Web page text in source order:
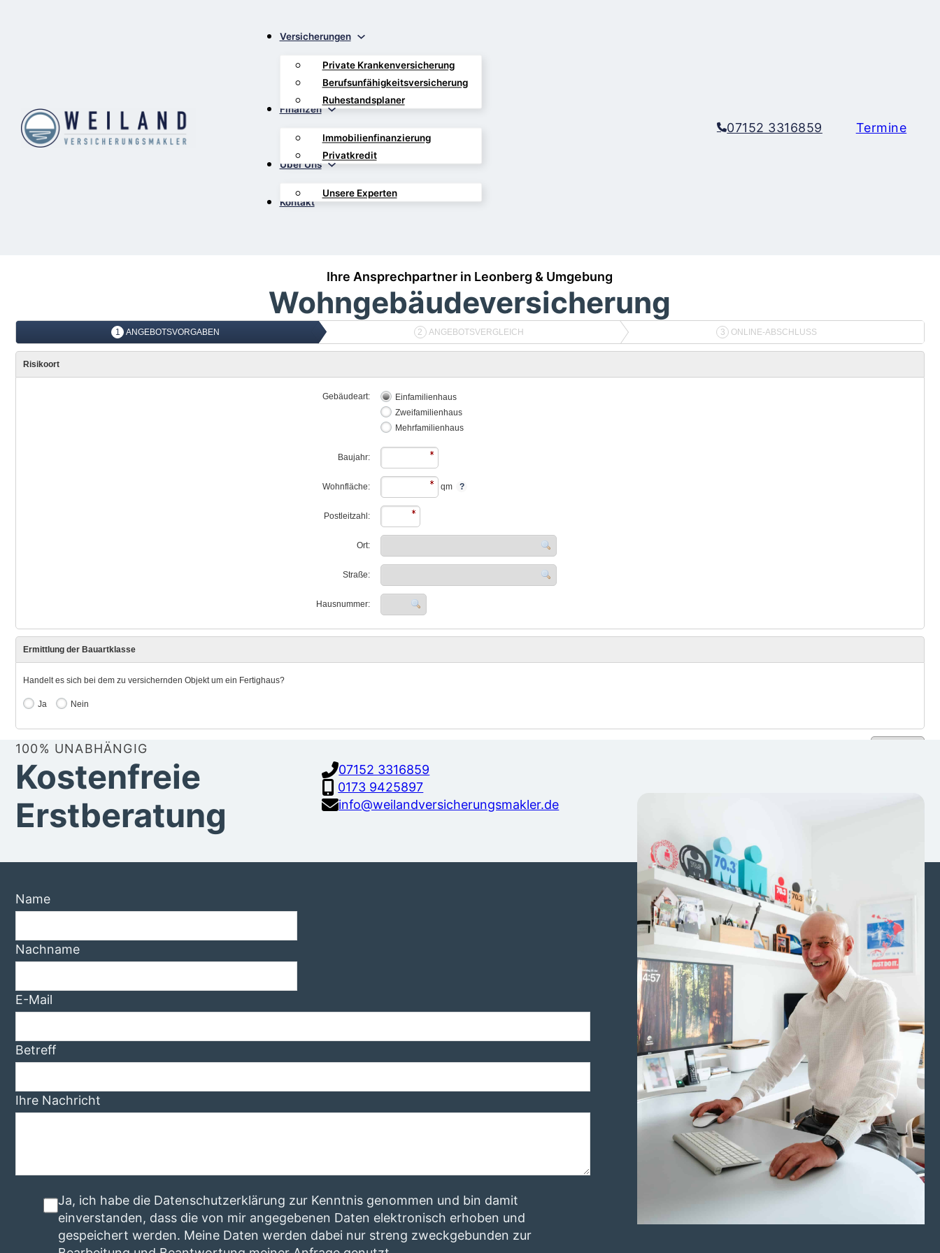
Versicherungen
Private Krankenversicherung
Berufsunfähigkeitsversicherung
Ruhestandsplaner
Finanzen
Immobilienfinanzierung
Privatkredit
Über Uns
Unsere Experten
Kontakt
07152 3316859 Termine
Ihre Ansprechpartner in Leonberg & Umgebung
Wohngebäudeversicherung
Kostenfreie
Erstberatung
100% UNABHÄNGIG
07152 3316859
0173 9425897
info@weilandversicherungsmakler.de
Name
Nachname
E-Mail
Betreff
Ihre Nachricht
Ja, ich habe die Datenschutzerklärung zur Kenntnis genommen und bin damit
einverstanden, dass die von mir angegebenen Daten elektronisch erhoben und
gespeichert werden. Meine Daten werden dabei nur streng zweckgebunden zur